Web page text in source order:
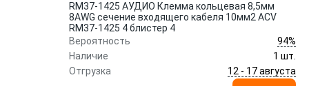
RM37-1425 АУДИО Клемма кольцевая 8,5мм
8AWG сечение входящего кабеля 10мм2 ACV
RM37-1425 4 блистер 4
Вероятность
94%
Наличие
1 шт.
Отгрузка
12 - 17 августа